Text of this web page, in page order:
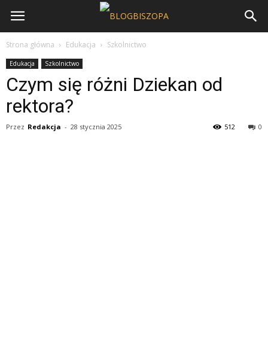
Strona główna Edukacja Szkolnictwo
Edukacja Szkolnictwo
Czym się różni Dziekan od
rektora?
Przez Redakcja - 28 stycznia 2025 0
512